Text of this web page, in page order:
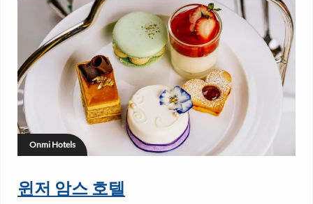
Onmi Hotels
윈저 암스 호텔